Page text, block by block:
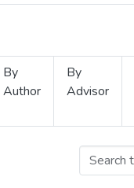
By
Author
By
Advisor